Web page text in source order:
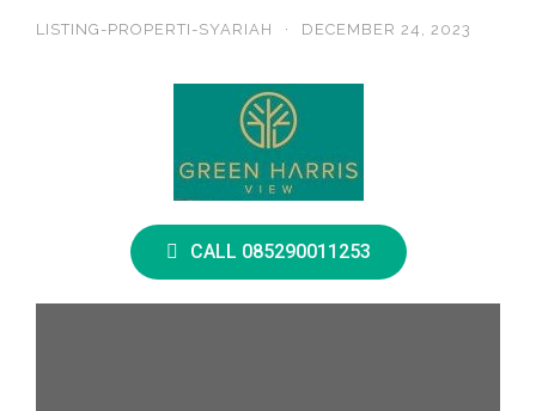
LISTING-PROPERTI-SYARIAH · DECEMBER 24, 2023
CALL 085290011253